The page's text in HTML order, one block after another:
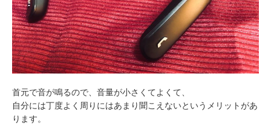
首元で音が鳴るので、音量が小さくてよくて、
自分には丁度よく周りにはあまり聞こえないというメリットがあ
ります。